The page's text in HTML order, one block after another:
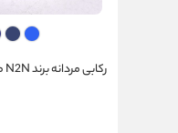
رکابی مردانه برند N2N طرح راه‌راه کد 5015